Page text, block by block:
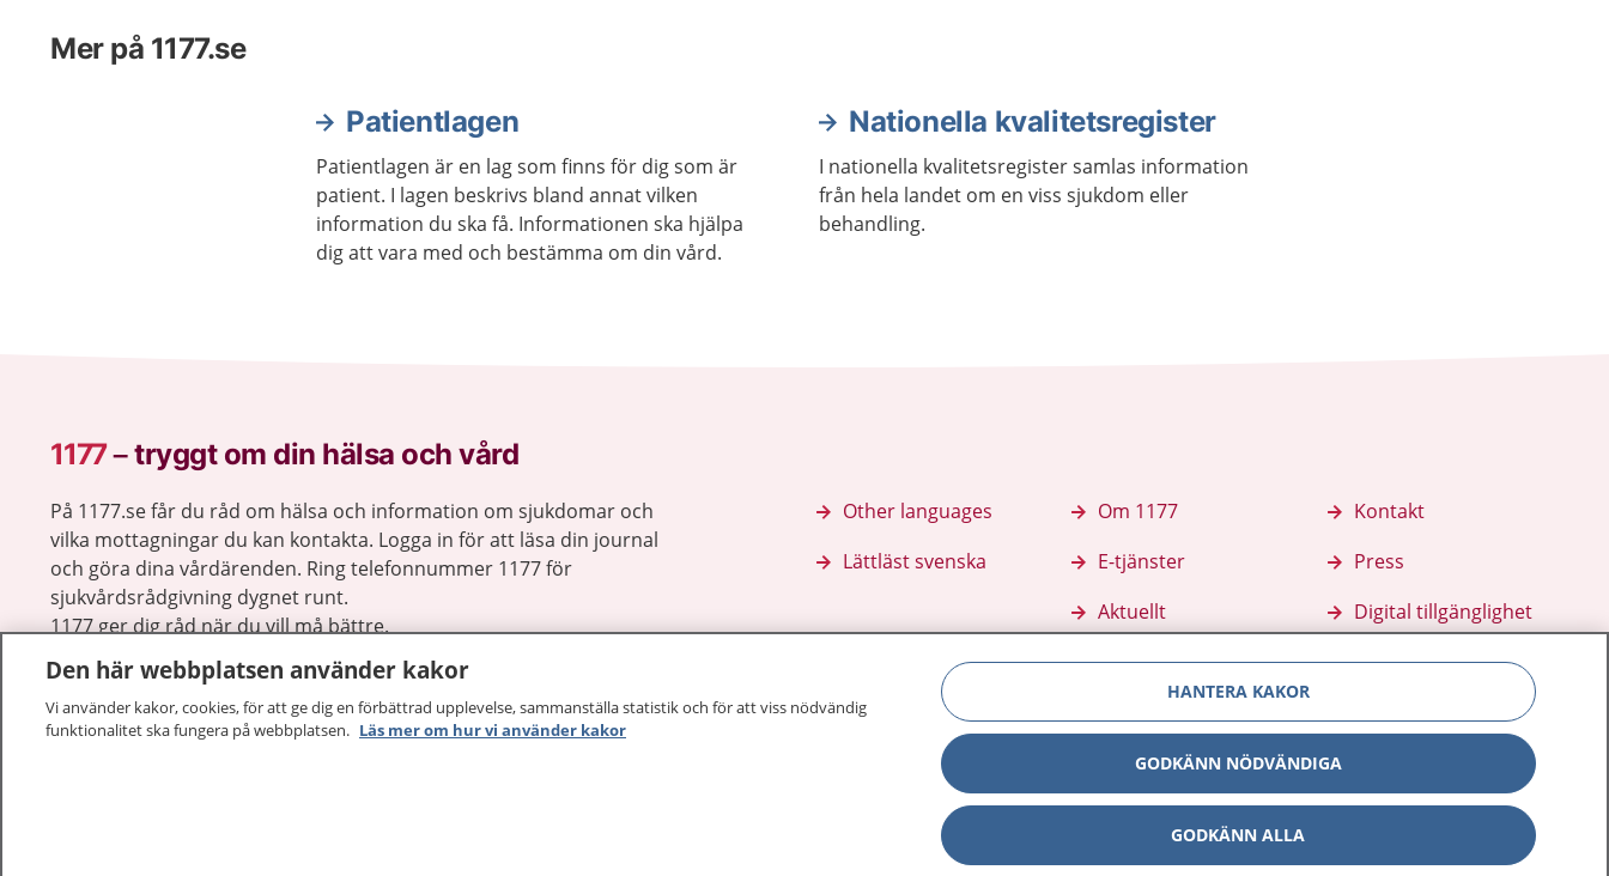
Mer på 1177.se
Patientlagen
Patientlagen är en lag som finns för dig som är
patient. I lagen beskrivs bland annat vilken
information du ska få. Informationen ska hjälpa
dig att vara med och bestämma om din vård.
Nationella kvalitetsregister
I nationella kvalitetsregister samlas information
från hela landet om en viss sjukdom eller
behandling.
1177–tryggt om din hälsa och vård
På 1177.se får du råd om hälsa och information om sjukdomar och
vilka mottagningar du kan kontakta. Logga in för att läsa din journal
och göra dina vårdärenden. Ring telefonnummer 1177 för
sjukvårdsrådgivning dygnet runt.
1177 ger dig råd när du vill må bättre.
Other languages
Lättläst svenska
Om 1177
E-tjänster
Aktuellt
Kontakt
Press
Digital tillgänglighet
Behandling av personuppgifterHantering av kakor Inställningar för kakor
Den här webbplatsen använder kakor
Vi använder kakor, cookies, för att ge dig en förbättrad upplevelse, sammanställa statistik och för att viss nödvändig
funktionalitet ska fungera på webbplatsen. Läs mer om hur vi använder kakor
HANTERA KAKOR
GODKÄNN NÖDVÄNDIGA
GODKÄNN ALLA